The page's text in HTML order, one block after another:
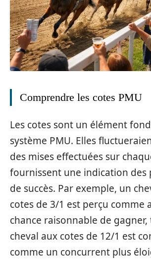
Comprendre les cotes PMU
Les cotes sont un élément
système PMU. Elles
des mises effectuées sur
fournissent une indication des
de succès. Par exemple, un
cotes de 3/1 est perçu comme
chance raisonnable de gagner,
cheval aux cotes de 12/1 est
comme un concurrent plus